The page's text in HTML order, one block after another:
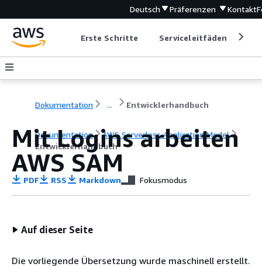
Deutsch Präferenzen Kontakt
Erste Schritte Serviceleitfäden
Dokumentation ... Entwicklerhandbuch
Dokumentation
AWS Serverless Application Model
Entwicklerhandbuch
Mit Logins arbeiten
AWS SAM
PDF RSS Markdown Fokusmodus
Auf dieser Seite
Die vorliegende Übersetzung wurde maschinell erstellt.